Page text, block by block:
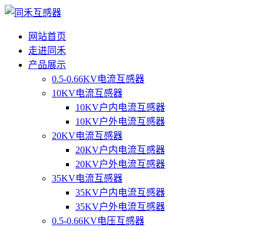
网站首页
走进同禾
产品展示
0.5-0.66KV电流互感器
10KV电流互感器
10KV户内电流互感器
10KV户外电流互感器
20KV电流互感器
20KV户内电流互感器
20KV户外电流互感器
35KV电流互感器
35KV户内电流互感器
35KV户外电流互感器
0.5-0.66KV电压互感器